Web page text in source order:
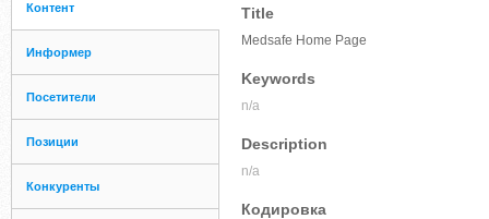
Контент
Информер
Посетители
Позиции
Конкуренты
Title
Medsafe Home Page
Keywords
n/a
Description
n/a
Кодировка